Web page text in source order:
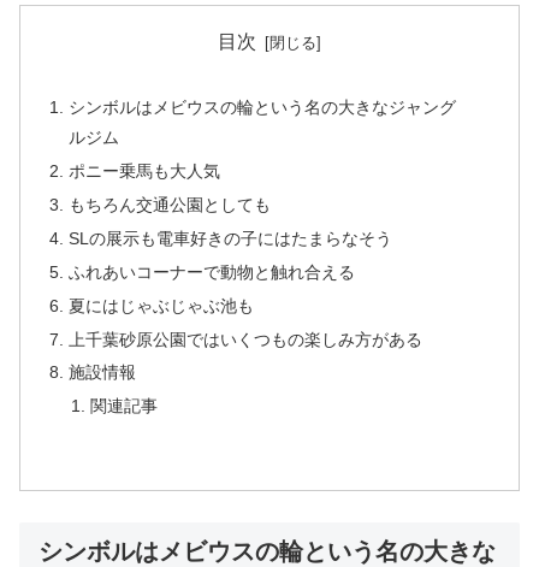
目次
シンボルはメビウスの輪という名の大きなジャング
ルジム
ポニー乗馬も大人気
もちろん交通公園としても
SLの展示も電車好きの子にはたまらなそう
ふれあいコーナーで動物と触れ合える
夏にはじゃぶじゃぶ池も
上千葉砂原公園ではいくつもの楽しみ方がある
施設情報
関連記事
シンボルはメビウスの輪という名の大きな